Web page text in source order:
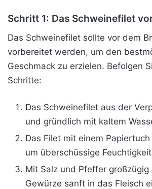
Schritt 1: Das Schweinefilet
Das Schweinefilet sollte vor dem
vorbereitet werden, um den
Geschmack zu erzielen. Befolgen
Schritte:
Das Schweinefilet aus der
und gründlich mit kaltem
Das Filet mit einem
um überschüssige
Mit Salz und Pfeffer
Gewürze sanft in das Fleisch